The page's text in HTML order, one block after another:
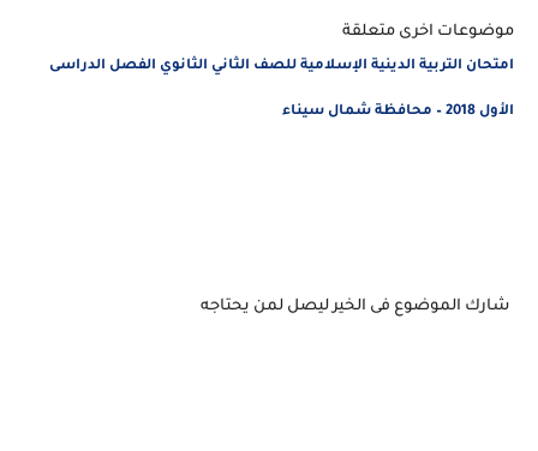
موضوعات اخرى متعلقة
امتحان التربية الدينية الإسلامية للصف الثاني الثانوي الفصل الدراسى
الأول 2018 – محافظة شمال سيناء
شارك الموضوع فى الخير ليصل لمن يحتاجه